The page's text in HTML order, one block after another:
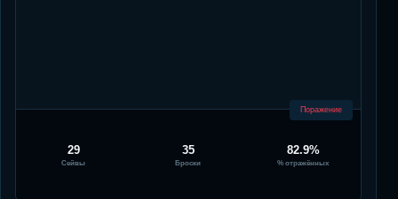
Поражение
29
Сейвы
35
Броски
82.9%
% отражённых